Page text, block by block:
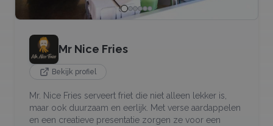
Mr Nice Fries
Bekijk profiel
Mr. Nice Fries serveert friet die niet alleen lekker is,
maar ook duurzaam en eerlijk. Met verse aardappelen
en een creatieve presentatie zorgen ze voor een